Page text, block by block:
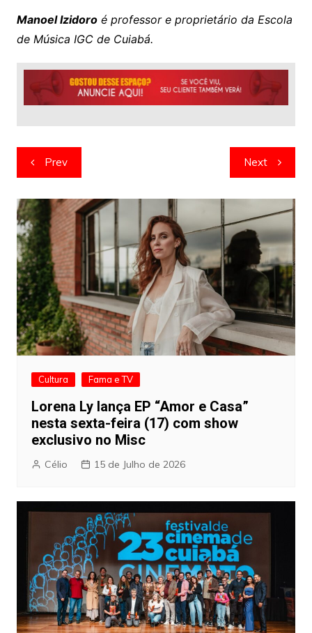
Manoel Izidoroé professor e proprietário da Escola
de Música IGC de Cuiabá.
Navegação
de
artigos
Prev Next
Cultura Fama e TV
Lorena Ly lança EP “Amor e Casa”
nesta sexta-feira (17) com show
exclusivo no Misc
Célio 15 de Julho de 2026